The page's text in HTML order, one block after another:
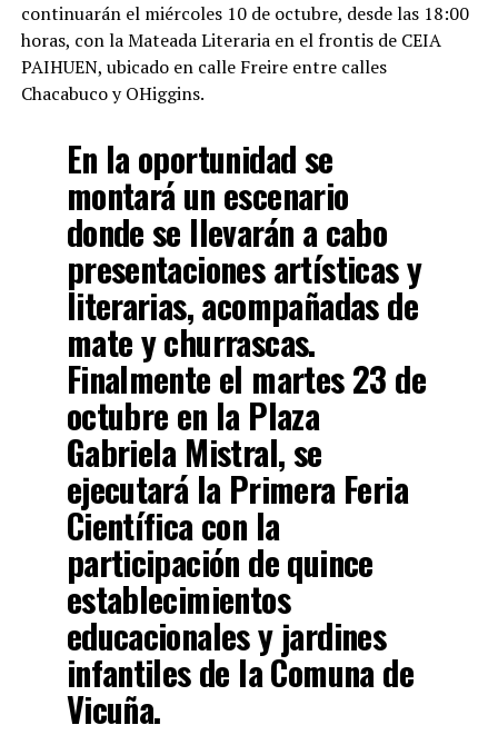
continuarán el miércoles 10 de octubre, desde las 18:00
horas, con la Mateada Literaria en el frontis de CEIA
PAIHUEN, ubicado en calle Freire entre calles
Chacabuco y OHiggins.
En la oportunidad se
montará un escenario
donde se llevarán a cabo
presentaciones artísticas y
literarias, acompañadas de
mate y churrascas.
Finalmente el martes 23 de
octubre en la Plaza
Gabriela Mistral, se
ejecutará la Primera Feria
Científica con la
participación de quince
establecimientos
educacionales y jardines
infantiles de la Comuna de
Vicuña.